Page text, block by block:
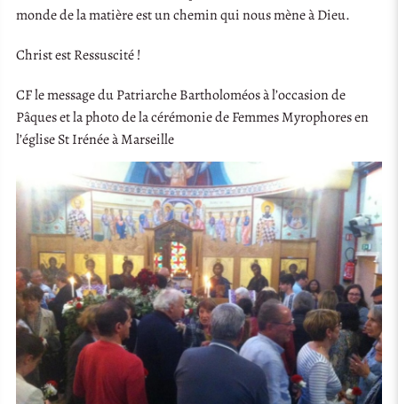
monde de la matière est un chemin qui nous mène à Dieu.
Christ est Ressuscité !
CF le message du Patriarche Bartholoméos à l’occasion de
Pâques et la photo de la cérémonie de Femmes Myrophores en
l’église St Irénée à Marseille